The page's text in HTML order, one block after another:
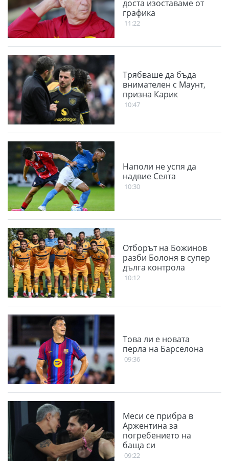
доста изоставаме от
графика
11:22
Трябваше да бъда
внимателен с Маунт,
призна Карик
10:47
Наполи не успя да
надвие Селта
10:30
Отборът на Божинов
разби Болоня в супер
дълга контрола
10:12
Това ли е новата
перла на Барселона
09:36
Меси се прибра в
Аржентина за
погребението на
баща си
09:22